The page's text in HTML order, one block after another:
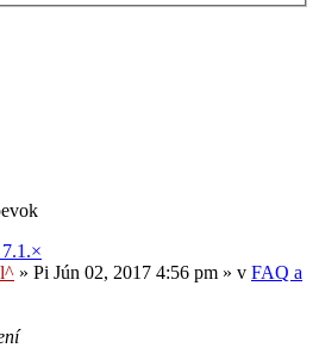
» Pi Jún 02, 2017 4:56 pm » v FAQ a